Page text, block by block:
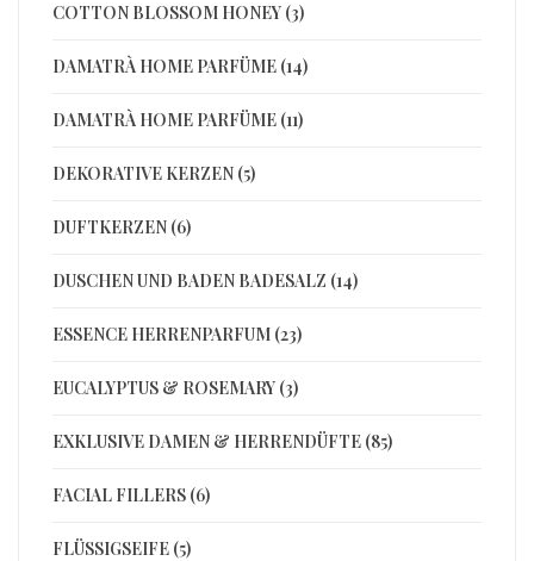
COTTON BLOSSOM HONEY (3)
DAMATRÀ HOME PARFÜME (14)
DAMATRÀ HOME PARFÜME (11)
DEKORATIVE KERZEN (5)
DUFTKERZEN (6)
DUSCHEN UND BADEN BADESALZ (14)
ESSENCE HERRENPARFUM (23)
EUCALYPTUS & ROSEMARY (3)
EXKLUSIVE DAMEN & HERRENDÜFTE (85)
FACIAL FILLERS (6)
FLÜSSIGSEIFE (5)